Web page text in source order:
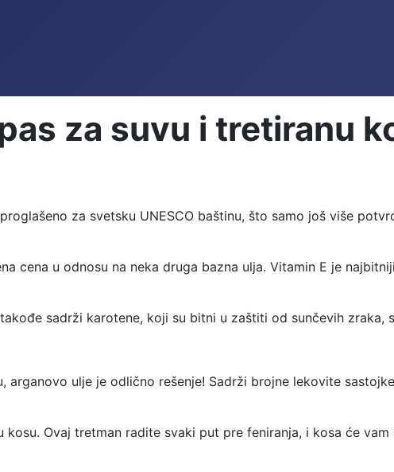
za suvu i tretiranu
za svetsku UNESCO baštinu, što samo još više
cena u odnosu na neka druga bazna ulja. Vitamin E je
sadrži karotene, koji su bitni u zaštiti od sunčevih zraka,
arganovo ulje je odlično rešenje! Sadrži brojne lekovite
Ovaj tretman radite svaki put pre feniranja, i kosa će